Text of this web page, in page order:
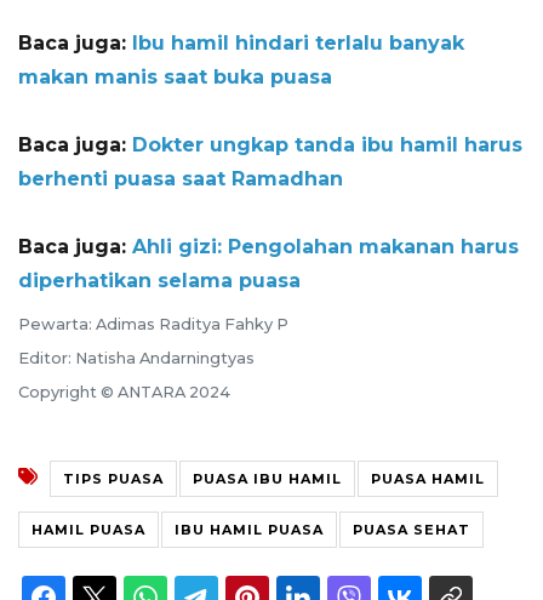
Baca juga:
Ibu hamil hindari terlalu banyak
makan manis saat buka puasa
Baca juga: Dokter ungkap tanda ibu hamil harus
berhenti puasa saat Ramadhan
Baca juga: Ahli gizi: Pengolahan makanan harus
diperhatikan selama puasa
Pewarta: Adimas Raditya Fahky P
Editor: Natisha Andarningtyas
Copyright © ANTARA 2024
TIPS PUASA PUASA IBU HAMIL PUASA HAMIL
HAMIL PUASA IBU HAMIL PUASA PUASA SEHAT